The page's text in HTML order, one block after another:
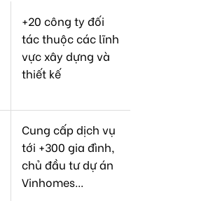
+20 công ty đối
tác thuộc các lĩnh
vực xây dựng và
thiết kế
Cung cấp dịch vụ
tới +300 gia đình,
chủ đầu tư dự án
Vinhomes...